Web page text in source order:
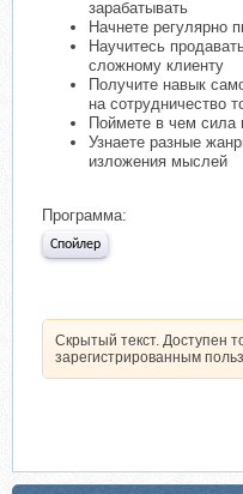
зарабатывать
Начнете регулярно
Научитесь
сложному клиенту
Получите навык
на сотрудничество
Поймете в чем сила
Узнаете разные
изложения мыслей
Программа:
Спойлер
Скрытый текст. Доступен
зарегистрированным